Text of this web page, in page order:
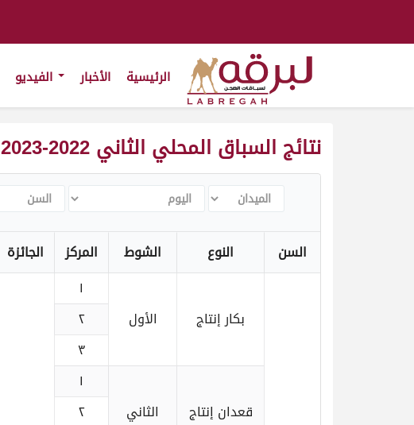
الرئيسية الأخبار
نتائج السباق المحلي الثاني 2022-2023
الميدان اليوم السن
السن النوع الشوط المركز الجائزة
بكار إنتاج الأول
١
٢
٣
قعدان إنتاج الثاني
١
٢